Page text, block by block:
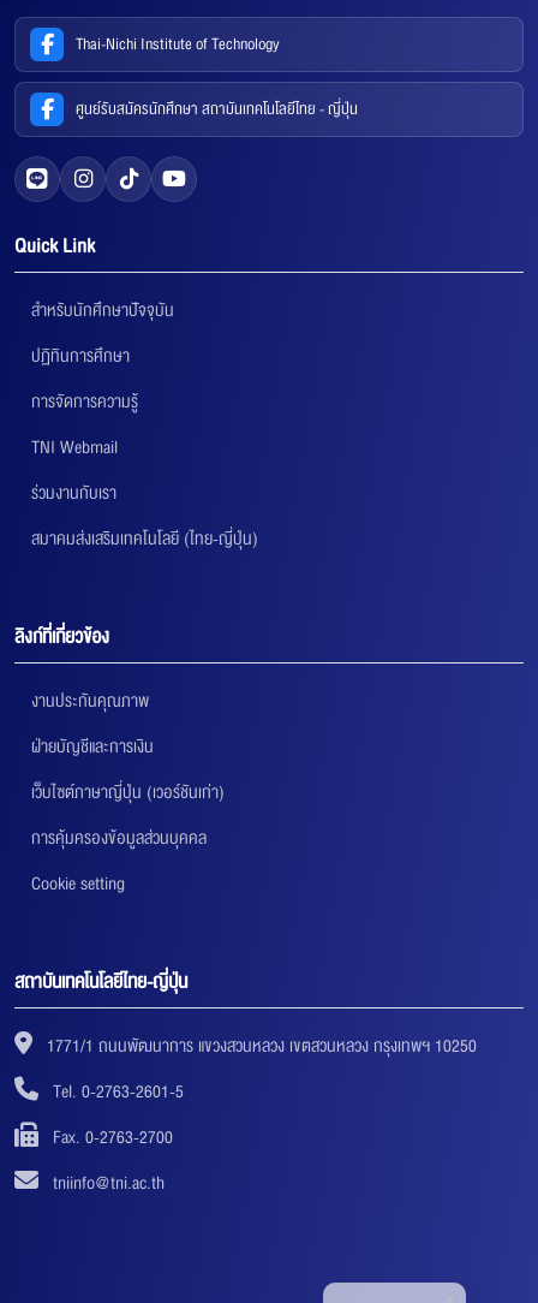
Thai-Nichi Institute of Technology
ศูนย์รับสมัครนักศึกษา สถาบันเทคโนโลยีไทย - ญี่ปุ่น
Quick Link
สำหรับนักศึกษาปัจจุบัน
ปฏิทินการศึกษา
การจัดการความรู้
TNI Webmail
ร่วมงานกับเรา
สมาคมส่งเสริมเทคโนโลยี (ไทย-ญี่ปุ่น)
ลิงก์ที่เกี่ยวข้อง
งานประกันคุณภาพ
ฝ่ายบัญชีและการเงิน
เว็บไซต์ภาษาญี่ปุ่น (เวอร์ชันเก่า)
การคุ้มครองข้อมูลส่วนบุคคล
Cookie setting
สถาบันเทคโนโลยีไทย-ญี่ปุ่น
1771/1 ถนนพัฒนาการ แขวงสวนหลวง เขตสวนหลวง กรุงเทพฯ 10250
Tel. 0-2763-2601-5
Fax. 0-2763-2700
tniinfo@tni.ac.th